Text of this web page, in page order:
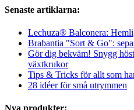
Senaste artiklarna:
Lechuza® Balconera:
Brabantia "Sort & Go":
Gör dig bekväm! Snygg
växtkrukor
Tips & Tricks för allt som
28 idéer för små utrymmen